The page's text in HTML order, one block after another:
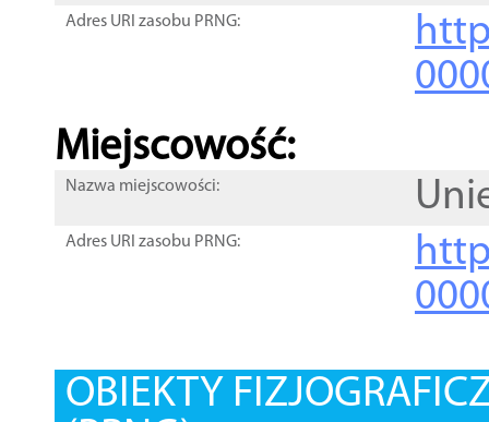
Adres URI zasobu PRNG:
Miejscowość:
Nazwa miejscowości:
Adres URI zasobu PRNG:
OBIEKTY